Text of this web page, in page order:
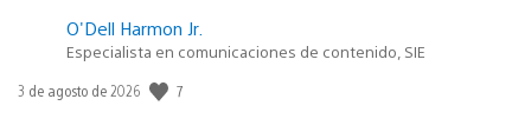
O'Dell Harmon Jr.
Especialista en comunicaciones de contenido, SIE
Fecha
3 de agosto de 2026 7